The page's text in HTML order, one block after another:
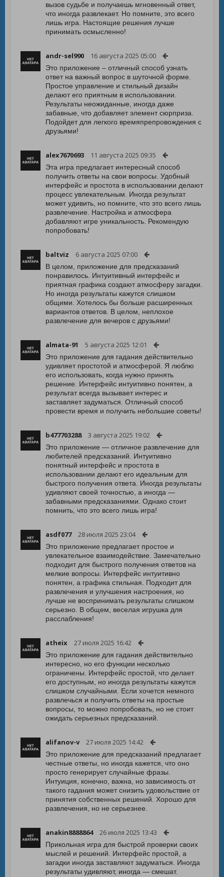
вызов судьбе и получаешь мгновенный ответ,
что иногда развлекает. Но помните, это всего
лишь игра. Настоящие решения лучше
принимать осмысленно!
andr-sel990 16 августа 2025 05:00
Это приложение – отличный способ узнать
ответ на важный вопрос в шуточной форме.
Простое управление и стильный дизайн
делают его приятным в использовании.
Результаты неожиданные, иногда даже
забавные, что добавляет элемент сюрприза.
Подойдет для легкого времяпрепровождения с
друзьями!
alex7670693 11 августа 2025 09:35
Эта игра предлагает интересный способ
получить ответы на свои вопросы. Удобный
интерфейс и простота в использовании делают
процесс увлекательным. Иногда результат
может удивить, но помните, что это всего лишь
развлечение. Настройка и атмосфера
добавляют игре уникальность. Рекомендую
попробовать!
baltviz 6 августа 2025 07:00
В целом, приложение для предсказаний
понравилось. Интуитивный интерфейс и
приятная графика создают атмосферу загадки.
Но иногда результаты кажутся слишком
общими. Хотелось бы больше расширенных
вариантов ответов. В целом, неплохое
развлечение для вечеров с друзьями!
almata-91 5 августа 2025 12:01
Это приложение для гадания действительно
удивляет простотой и атмосферой. Я люблю
его использовать, когда нужно принять
решение. Интерфейс интуитивно понятен, а
результат всегда вызывает интерес и
заставляет задуматься. Отличный способ
провести время и получить небольшие советы!
b477703288 3 августа 2025 19:02
Это приложение — отличное развлечение для
любителей предсказаний. Интуитивно
понятный интерфейс и простота в
использовании делают его идеальным для
быстрого получения ответа. Иногда результаты
удивляют своей точностью, а иногда —
забавными предсказаниями. Однако стоит
помнить, что это всего лишь игра!
asdf077 28 июля 2025 23:04
Это приложение предлагает простое и
увлекательное взаимодействие. Замечательно
подходит для быстрого получения ответов на
мелкие вопросы. Интерфейс интуитивно
понятен, а графика стильная. Подходит для
развлечения и улучшения настроения, но
лучше не воспринимать результаты слишком
серьезно. В общем, веселая игрушка для
расслабления!
atheix 27 июля 2025 16:42
Это приложение для гадания действительно
интересно, но его функции несколько
ограничены. Интерфейс простой, что делает
его доступным, но иногда результаты кажутся
слишком случайными. Если хочется немного
развлечься и получить ответы на простые
вопросы, то можно попробовать, но не стоит
ожидать серьезных предсказаний.
alifanov-v 27 июля 2025 14:42
Это приложение для предсказаний предлагает
честные ответы, но иногда кажется, что оно
просто генерирует случайные фразы.
Интуиция, конечно, важна, но зависимость от
такого гадания может снизить удовольствие от
принятия собственных решений. Хорошо для
развлечения, но не серьезнее.
anakin8888864 26 июля 2025 13:43
Прикольная игра для быстрой проверки своих
мыслей и решений. Интерфейс простой, а
загадки иногда заставляют задуматься. Иногда
результаты удивляют, иногда — смешат.